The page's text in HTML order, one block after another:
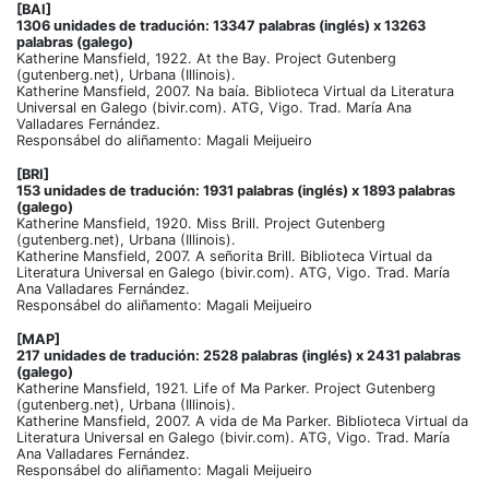
[BAI]
1306 unidades de tradución: 13347 palabras (inglés) x 13263
palabras (galego)
Katherine Mansfield, 1922. At the Bay. Project Gutenberg
(gutenberg.net), Urbana (Illinois).
Katherine Mansfield, 2007. Na baía. Biblioteca Virtual da Literatura
Universal en Galego (bivir.com). ATG, Vigo. Trad. María Ana
Valladares Fernández.
Responsábel do aliñamento: Magali Meijueiro
[BRI]
153 unidades de tradución: 1931 palabras (inglés) x 1893 palabras
(galego)
Katherine Mansfield, 1920. Miss Brill. Project Gutenberg
(gutenberg.net), Urbana (Illinois).
Katherine Mansfield, 2007. A señorita Brill. Biblioteca Virtual da
Literatura Universal en Galego (bivir.com). ATG, Vigo. Trad. María
Ana Valladares Fernández.
Responsábel do aliñamento: Magali Meijueiro
[MAP]
217 unidades de tradución: 2528 palabras (inglés) x 2431 palabras
(galego)
Katherine Mansfield, 1921. Life of Ma Parker. Project Gutenberg
(gutenberg.net), Urbana (Illinois).
Katherine Mansfield, 2007. A vida de Ma Parker. Biblioteca Virtual da
Literatura Universal en Galego (bivir.com). ATG, Vigo. Trad. María
Ana Valladares Fernández.
Responsábel do aliñamento: Magali Meijueiro